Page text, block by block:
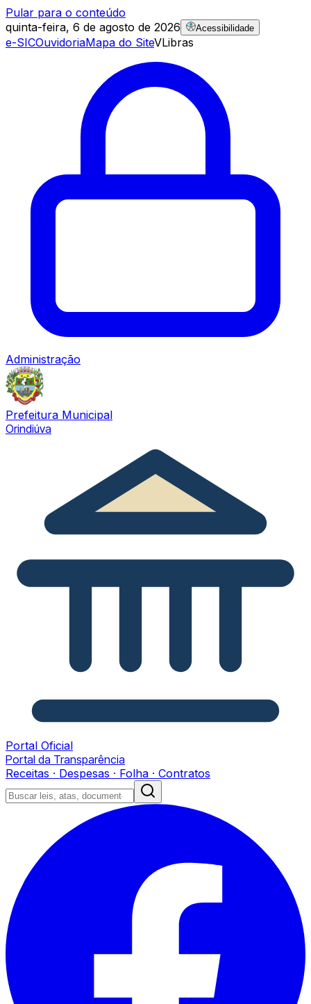
Pular para o conteúdo
quinta-feira, 6 de agosto de 2026
Acessibilidade
e-SICOuvidoriaMapa do SiteVLibras
Administração
Prefeitura Municipal
Orindiúva
Portal Oficial
Portal da Transparência
Receitas · Despesas · Folha · Contratos